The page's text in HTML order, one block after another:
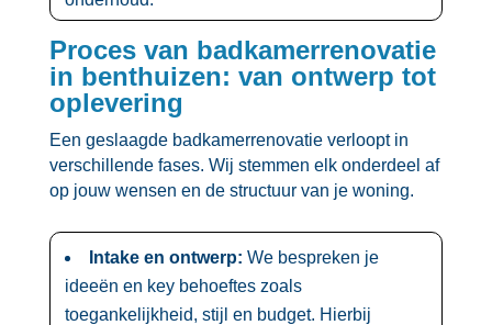
Proces van badkamerrenovatie
in benthuizen: van ontwerp tot
oplevering
Een geslaagde badkamerrenovatie verloopt in
verschillende fases.​ Wij stemmen elk onderdeel af
op jouw wensen en de structuur van je woning.​
Intake en ontwerp: We bespreken je
ideeën en key behoeftes zoals
toegankelijkheid, stijl en budget.​ Hierbij